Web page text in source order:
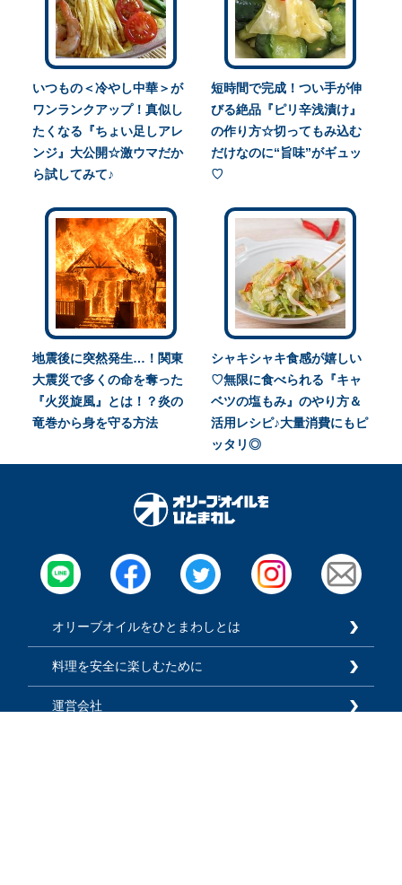
いつもの＜冷やし中華＞が
ワンランクアップ！真似し
たくなる『ちょい足しアレ
ンジ』大公開☆激ウマだか
ら試してみて♪
短時間で完成！つい手が伸
びる絶品『ピリ辛浅漬け』
の作り方☆切ってもみ込む
だけなのに“旨味”がギュッ
♡
地震後に突然発生…！関東
大震災で多くの命を奪った
『火災旋風』とは！？炎の
竜巻から身を守る方法
シャキシャキ食感が嬉しい
♡無限に食べられる『キャ
ベツの塩もみ』のやり方＆
活用レシピ♪大量消費にもピ
ッタリ◎
オリーブオイルをひとまわしとは
料理を安全に楽しむために
運営会社